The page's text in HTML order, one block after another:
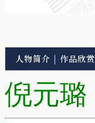
人物简介 | 作品欣赏
倪元璐